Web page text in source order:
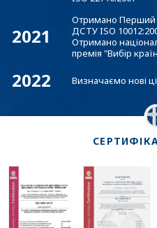
2022 Визначаємо нові
2021
Отримано Перший
ДСТУ ISO
Отримано
премія "Вибір